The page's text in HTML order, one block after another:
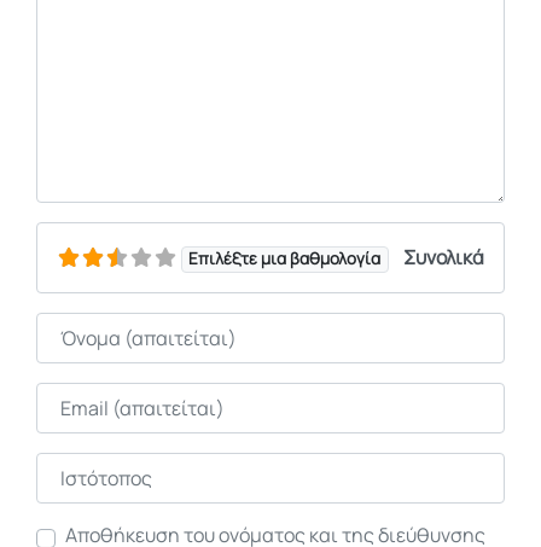
Επιλέξτε μια βαθμολογία Συνολικά
Όνομα
Email
Ιστότοπος
Αποθήκευση του ονόματος και της διεύθυνσης